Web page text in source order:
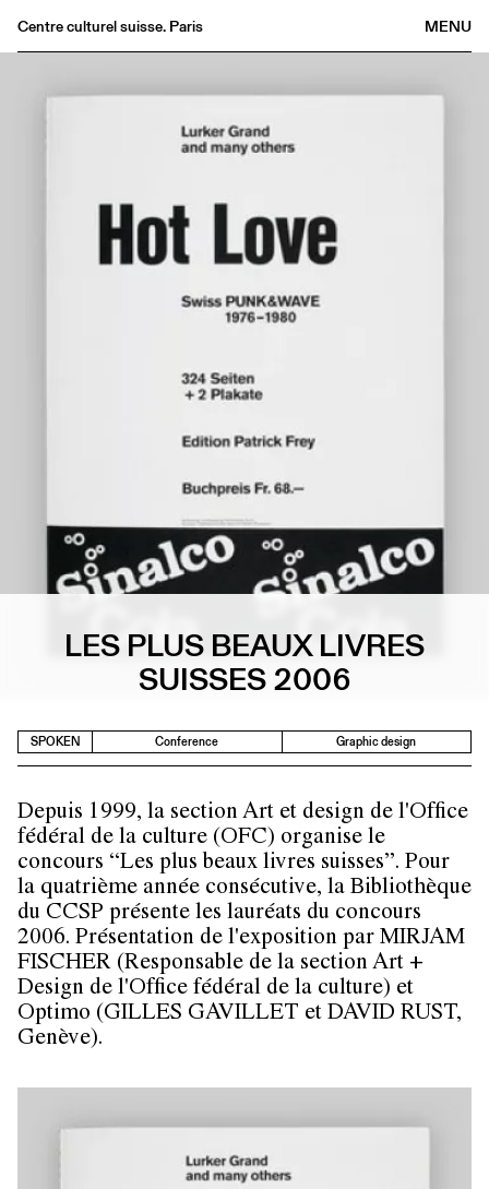
MENU
Centre culturel suisse. Paris
LES PLUS BEAUX LIVRES
SUISSES 2006
SPOKEN Conference Graphic design
Depuis 1999, la section Art et design de l'Office
fédéral de la culture (OFC) organise le
concours “Les plus beaux livres suisses”. Pour
la quatrième année consécutive, la Bibliothèque
du CCSP présente les lauréats du concours
2006. Présentation de l'exposition par MIRJAM
FISCHER (Responsable de la section Art +
Design de l'Office fédéral de la culture) et
Optimo (GILLES GAVILLET et DAVID RUST,
Genève).